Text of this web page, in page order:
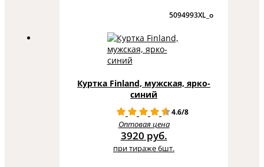
5094993XL_o
Куртка Finland, мужская, ярко-
синий
4.6/8
Оптовая цена
3920 руб.
при тираже 6шт.